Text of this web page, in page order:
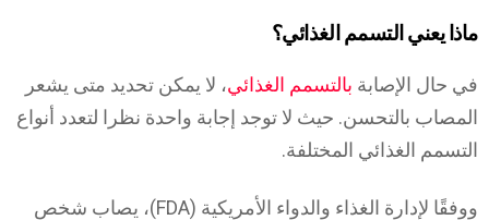
ماذا يعني التسمم الغذائي؟
في حال الإصابة بالتسمم الغذائي، لا يمكن تحديد متى يشعر
المصاب بالتحسن. حيث لا توجد إجابة واحدة نظرا لتعدد أنواع
التسمم الغذائي المختلفة.
ووفقًا لإدارة الغذاء والدواء الأمريكية (FDA)، يصاب شخص